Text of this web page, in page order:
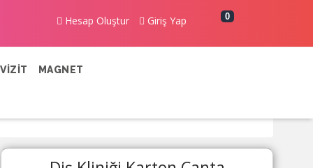
Hesap Oluştur Giriş Yap 0
MAGNET